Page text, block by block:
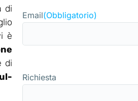
di
è
di
Email(Obbligatorio)
Richiesta